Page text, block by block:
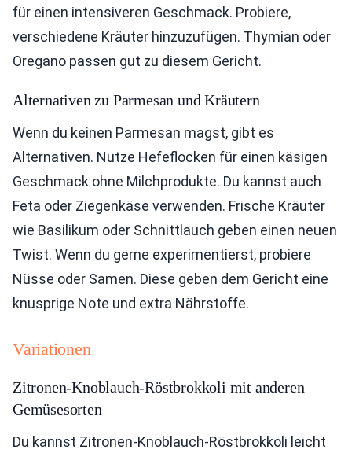
für einen intensiveren Geschmack. Probiere,
verschiedene Kräuter hinzuzufügen. Thymian oder
Oregano passen gut zu diesem Gericht.
Alternativen zu Parmesan und Kräutern
Wenn du keinen Parmesan magst, gibt es
Alternativen. Nutze Hefeflocken für einen käsigen
Geschmack ohne Milchprodukte. Du kannst auch
Feta oder Ziegenkäse verwenden. Frische Kräuter
wie Basilikum oder Schnittlauch geben einen neuen
Twist. Wenn du gerne experimentierst, probiere
Nüsse oder Samen. Diese geben dem Gericht eine
knusprige Note und extra Nährstoffe.
Variationen
Zitronen-Knoblauch-Röstbrokkoli mit anderen
Gemüsesorten
Du kannst Zitronen-Knoblauch-Röstbrokkoli leicht